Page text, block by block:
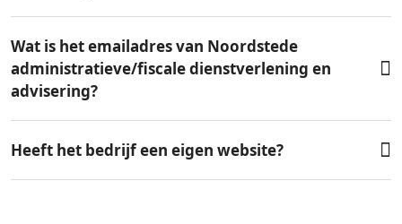
Wat is het emailadres van Noordstede
administratieve/fiscale dienstverlening en
advisering?
Heeft het bedrijf een eigen website?